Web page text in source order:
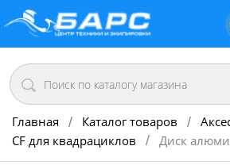
Главная / Каталог товаров /
CF для квадрациклов
/ Диск